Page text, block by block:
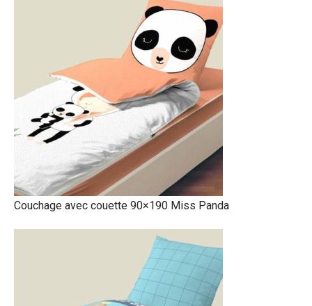
Couchage avec couette 90×190 Miss Panda